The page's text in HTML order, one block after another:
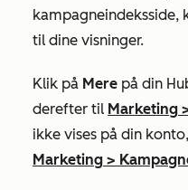
kampagneindeksside,
til dine visninger.
Klik på Mere på din
derefter til Marketing
ikke vises på din
Marketing >